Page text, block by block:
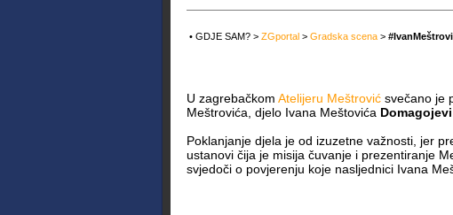
• GDJE SAM? > ZGportal > Gradska scena >
U zagrebačkom Atelijeru Meštrović svečano je
Meštrovića, djelo Ivana Meštovića
Poklanjanje djela je od izuzetne važnosti, jer
ustanovi čija je misija čuvanje i prezentiranje
svjedoči o povjerenju koje nasljednici Ivana